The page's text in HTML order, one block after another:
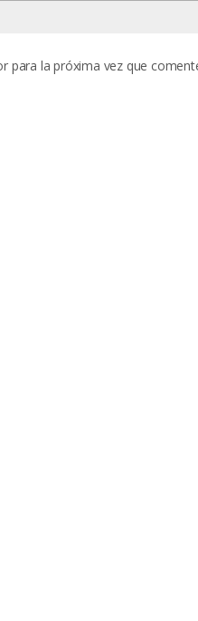
para la próxima vez que